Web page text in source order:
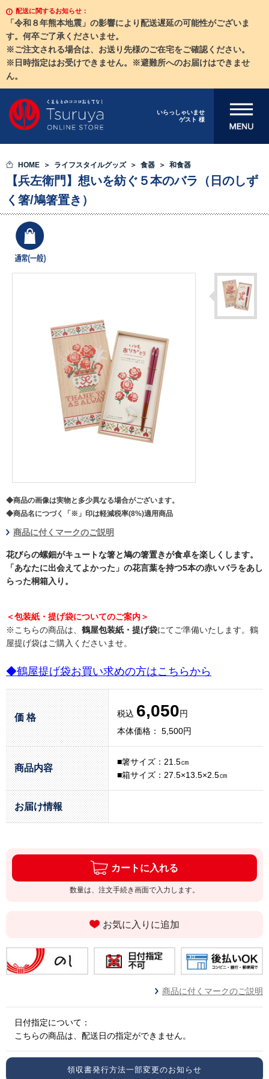
配送に関するお知らせ：
「令和８年熊本地震」の影響により配送遅延の可能性がございま
す。何卒ご了承くださいませ。
※ご注文される場合は、お送り先様のご在宅をご確認ください。
※日時指定はお受けできません。※避難所へのお届けはできませ
ん。
いらっしゃいませ
ゲスト 様
メニューを開
HOME ライフスタイルグッズ 食器 和食器
【兵左衛門】想いを紡ぐ５本のバラ（日のしず
く箸/鳩箸置き）
◆商品の画像は実物と多少異なる場合がございます。
◆商品名につづく「※」印は軽減税率(8%)適用商品
商品に付くマークのご説明
花びらの螺鈿がキュートな箸と鳩の箸置きが食卓を楽しくします。
「あなたに出会えてよかった」の花言葉を持つ5本の赤いバラをあし
らった桐箱入り。
＜包装紙・提げ袋についてのご案内＞
※こちらの商品は、 鶴屋包装紙・提げ袋にてご準備いたします。鶴
屋提げ袋はご購入くださいませ。
◆鶴屋提げ袋お買い求めの方はこちらから
価 格 税込 6,050円
本体価格： 5,500円
商品内容
■箸サイズ：21.5㎝
■箱サイズ：27.5×13.5×2.5㎝
お届け情報
カートに入れる
数量は、注文手続き画面で入力します。
お気に入りに追加
商品に付くマークのご説明
日付指定について：
こちらの商品は、配送日の指定ができません。
領収書発行方法一部変更のお知らせ